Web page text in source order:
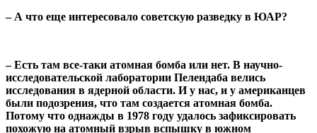
– А что еще интересовало советскую разведку в ЮАР?
– Есть там все-таки атомная бомба или нет. В научно-
исследовательской лаборатории Пелендаба велись
исследования в ядерной области. И у нас, и у американцев
были подозрения, что там создается атомная бомба.
Потому что однажды в 1978 году удалось зафиксировать
похожую на атомный взрыв вспышку в южном